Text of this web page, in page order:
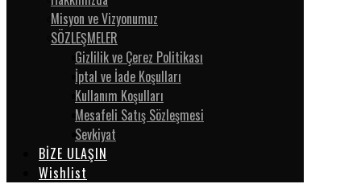
Misyon ve Vizyonumuz
SÖZLEŞMELER
Gizlilik ve Çerez Politikası
İptal ve İade Koşulları
Kullanım Koşulları
Mesafeli Satış Sözleşmesi
Sevkiyat
BİZE ULAŞIN
Wishlist